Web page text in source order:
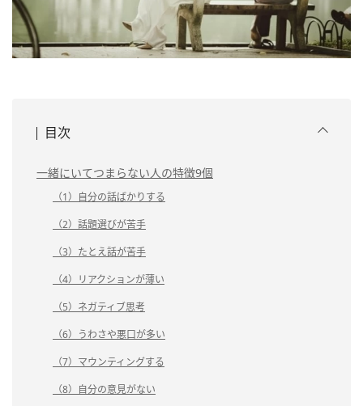
目次
一緒にいてつまらない人の特徴9個
（1）自分の話ばかりする
（2）話題選びが苦手
（3）たとえ話が苦手
（4）リアクションが薄い
（5）ネガティブ思考
（6）うわさや悪口が多い
（7）マウンティングする
（8）自分の意見がない